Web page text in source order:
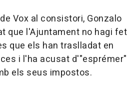
Vox al consistori, Gonzalo
que l'Ajuntament no hagi fet
que els han traslladat en
i l'ha acusat d'"esprémer"
els seus impostos.